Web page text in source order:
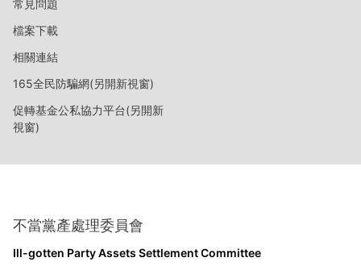
常見問題
檔案下載
相關連結
165全民防騙網(另開新視窗)
促轉基金公私協力平台(另開新
視窗)
不當黨產處理委員會
Ill-gotten Party Assets Settlement Committee